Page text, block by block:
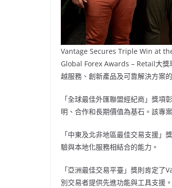
Vantage Secures Triple Win at
Global Forex Awards – Retail大獎
越服務、創新產品及可靠解決方案
「全球最佳外匯聯盟經紀商」獎
明、合作和長期價值為基石。該專
「中東及北非地區最佳交易支援
驗與本地化服務相結合的能力。
「亞洲最佳交易平臺」獎則肯定
別交易者提供先進功能與工具支援。